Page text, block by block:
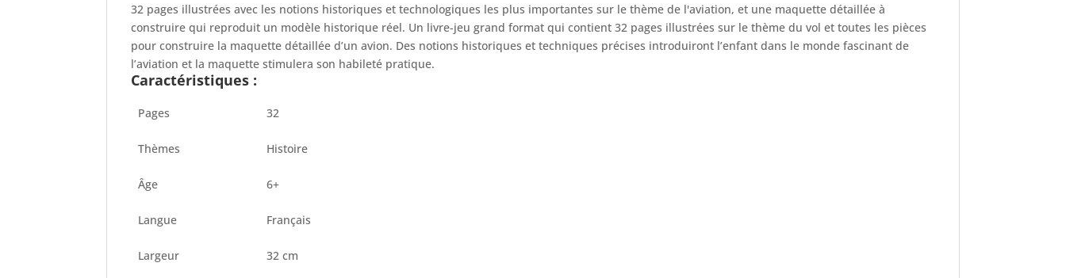
32 pages illustrées avec les notions historiques et technologiques les plus importantes sur le thème de l'aviation, et une maquette détaillée à
construire qui reproduit un modèle historique réel. Un livre-jeu grand format qui contient 32 pages illustrées sur le thème du vol et toutes les pièces
pour construire la maquette détaillée d’un avion. Des notions historiques et techniques précises introduiront l’enfant dans le monde fascinant de
l’aviation et la maquette stimulera son habileté pratique.
Caractéristiques :
Pages 32
Thèmes Histoire
Âge 6+
Langue Français
Largeur 32 cm